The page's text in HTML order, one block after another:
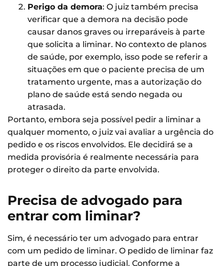
Perigo da demora: O juiz também precisa
verificar que a demora na decisão pode
causar danos graves ou irreparáveis à parte
que solicita a liminar. No contexto de planos
de saúde, por exemplo, isso pode se referir a
situações em que o paciente precisa de um
tratamento urgente, mas a autorização do
plano de saúde está sendo negada ou
atrasada.
Portanto, embora seja possível pedir a liminar a
qualquer momento, o juiz vai avaliar a urgência do
pedido e os riscos envolvidos. Ele decidirá se a
medida provisória é realmente necessária para
proteger o direito da parte envolvida.
Precisa de advogado para
entrar com liminar?
Sim, é necessário ter um advogado para entrar
com um pedido de liminar. O pedido de liminar faz
parte de um processo judicial. Conforme a